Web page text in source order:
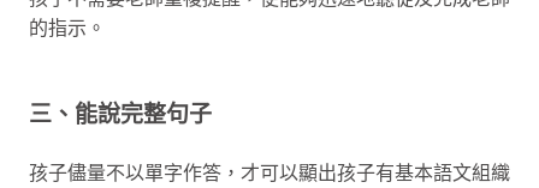
的指示。
三、能說完整句子
孩子儘量不以單字作答，才可以顯出孩子有基本語文組織